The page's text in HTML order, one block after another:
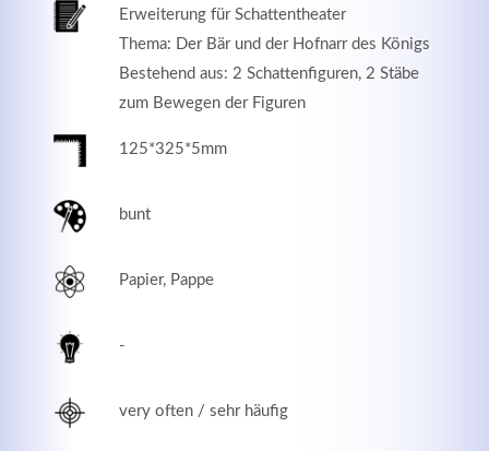
Erweiterung für Schattentheater
Thema: Der Bär und der Hofnarr des Königs
Bestehend aus: 2 Schattenfiguren, 2 Stäbe
zum Bewegen der Figuren
125*325*5mm
bunt
Papier, Pappe
-
very often / sehr häufig
Good Service
elit. Aenean commodo ligula eget dolor.
MEHR INFOS